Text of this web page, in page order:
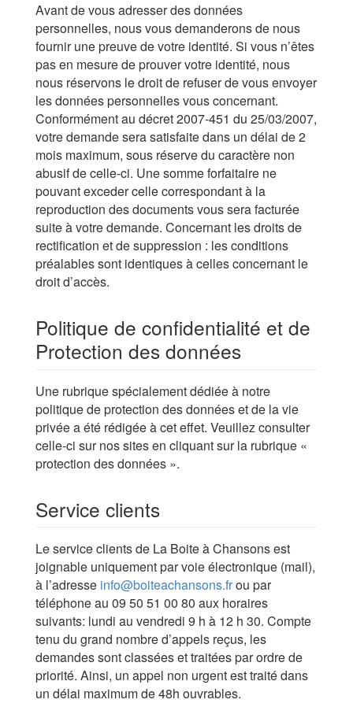
Avant de vous adresser des données
personnelles, nous vous demanderons de nous
fournir une preuve de votre identité. Si vous n’êtes
pas en mesure de prouver votre identité, nous
nous réservons le droit de refuser de vous envoyer
les données personnelles vous concernant.
Conformément au décret 2007-451 du 25/03/2007,
votre demande sera satisfaite dans un délai de 2
mois maximum, sous réserve du caractère non
abusif de celle-ci. Une somme forfaitaire ne
pouvant exceder celle correspondant à la
reproduction des documents vous sera facturée
suite à votre demande. Concernant les droits de
rectification et de suppression : les conditions
préalables sont identiques à celles concernant le
droit d’accès.
Politique de confidentialité et de
Protection des données
Une rubrique spécialement dédiée à notre
politique de protection des données et de la vie
privée a été rédigée à cet effet. Veuillez consulter
celle-ci sur nos sites en cliquant sur la rubrique «
protection des données ».
Service clients
Le service clients de La Boite à Chansons est
joignable uniquement par voie électronique (mail),
à l’adresse info@boiteachansons.frou par
téléphone au 09 50 51 00 80 aux horaires
suivants: lundi au vendredi 9 h à 12 h 30. Compte
tenu du grand nombre d’appels reçus, les
demandes sont classées et traitées par ordre de
priorité. Ainsi, un appel non urgent est traité dans
un délai maximum de 48h ouvrables.